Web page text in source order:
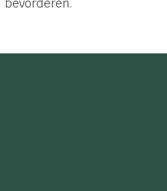
bevorderen.